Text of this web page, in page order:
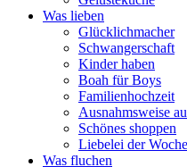
Was lieben
Glücklichmacher
Schwangerschaft
Kinder haben
Boah für Boys
Familienhochzeit
Ausnahmsweise
Schönes shoppen
Liebelei der Woche
Was fluchen